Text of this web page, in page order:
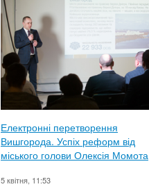
Електронні перетворення
Вишгорода. Успіх реформ від
міського голови Олексія Момота
5 квітня, 11:53